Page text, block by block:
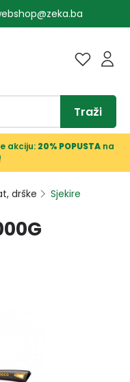
Traži
akciju: 20% POPUSTAna
drške Sjekire